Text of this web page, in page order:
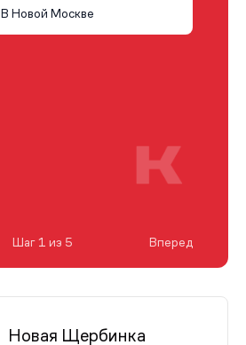
Новая Щербинка
В Новой Москве
Шаг 1 из 5 Вперед